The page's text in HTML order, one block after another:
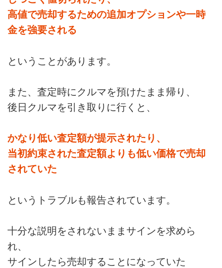
高値で売却するための追加オプションや一時
金を強要される
ということがあります。
また、査定時にクルマを預けたまま帰り、
後日クルマを引き取りに行くと、
かなり低い査定額が提示されたり、
当初約束された査定額よりも低い価格で売却
されていた
というトラブルも報告されています。
十分な説明をされないままサインを求めら
れ、
サインしたら売却することになっていた